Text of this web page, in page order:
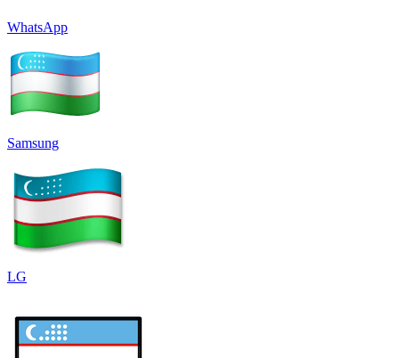
WhatsApp
Samsung
LG